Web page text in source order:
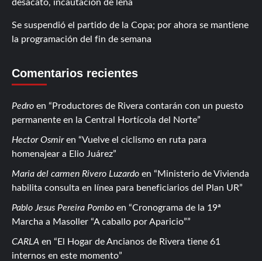
desacato, incautación de leña
Se suspendió el partido de la Copa; por ahora se mantiene
la programación del fin de semana
Comentarios recientes
Pedro en
Productores de Rivera contarán con un puesto
permanente en la Central Hortícola del Norte
Hector Osmiren
Vuelve el ciclismo en ruta para
homenajear a Elio Juárez
Maria del carmen Rivero Luzardo en
Ministerio de Vivienda
habilita consulta en línea para beneficiarios del Plan UR
Pablo Jesus Pereira Pombo en
Cronograma de la 19ª
Marcha a Masoller “A caballo por Aparicio”
CARLA en
El Hogar de Ancianos de Rivera tiene 61
internos en este momento